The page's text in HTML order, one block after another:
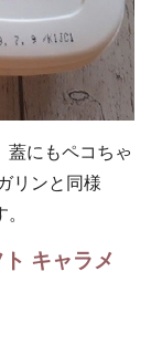
蓋にもペコちゃ
リンと同様
キャラメ